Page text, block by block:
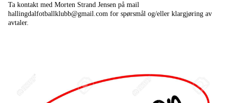
Ta kontakt med Morten Strand Jensen på mail
hallingdalfotballklubb@gmail.com for spørsmål og/eller klargjøring av
avtaler.